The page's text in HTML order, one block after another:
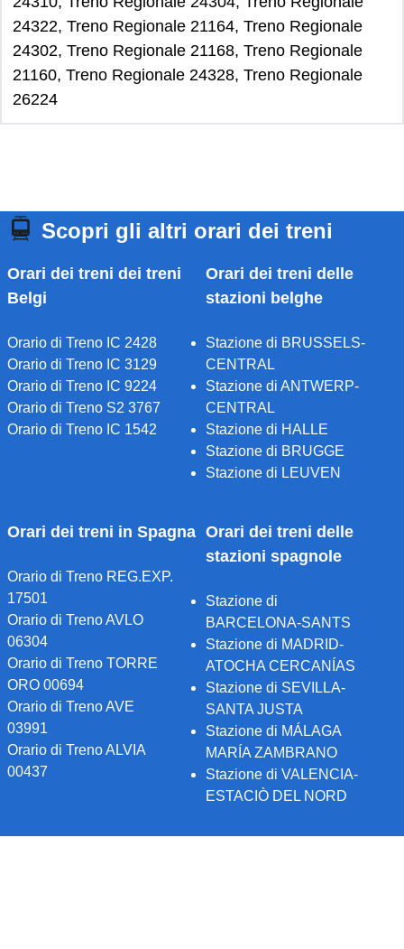
24322, Treno Regionale 21164, Treno Regionale
24302, Treno Regionale 21168, Treno Regionale
21160, Treno Regionale 24328, Treno Regionale
26224
Scopri gli altri orari dei treni
Orari dei treni dei treni
Belgi
Orario di Treno IC 2428
Orario di Treno IC 3129
Orario di Treno IC 9224
Orario di Treno S2 3767
Orario di Treno IC 1542
Orari dei treni delle
stazioni belghe
Stazione di BRUSSELS-
CENTRAL
Stazione di ANTWERP-
CENTRAL
Stazione di HALLE
Stazione di BRUGGE
Stazione di LEUVEN
Orari dei treni in Spagna
Orario di Treno REG.EXP.
17501
Orario di Treno AVLO
06304
Orario di Treno TORRE
ORO 00694
Orario di Treno AVE
03991
Orario di Treno ALVIA
00437
Orari dei treni delle
stazioni spagnole
Stazione di
BARCELONA-SANTS
Stazione di MADRID-
ATOCHA CERCANÍAS
Stazione di SEVILLA-
SANTA JUSTA
Stazione di MÁLAGA
MARÍA ZAMBRANO
Stazione di VALENCIA-
ESTACIÒ DEL NORD